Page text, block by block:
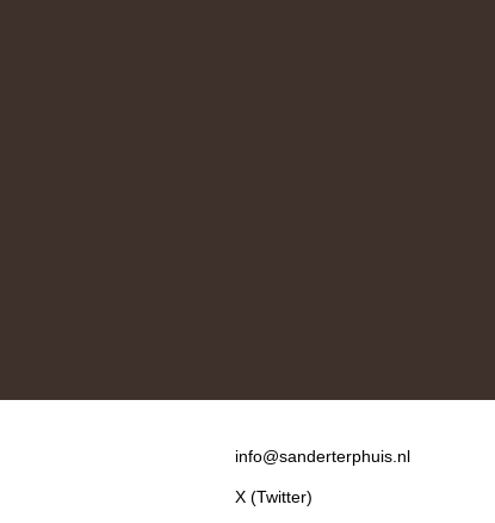
Contact
info@sanderterphuis.nl
X (Twitter)